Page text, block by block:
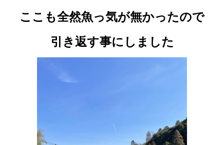
ここも全然魚っ気が無かったので
引き返す事にしました